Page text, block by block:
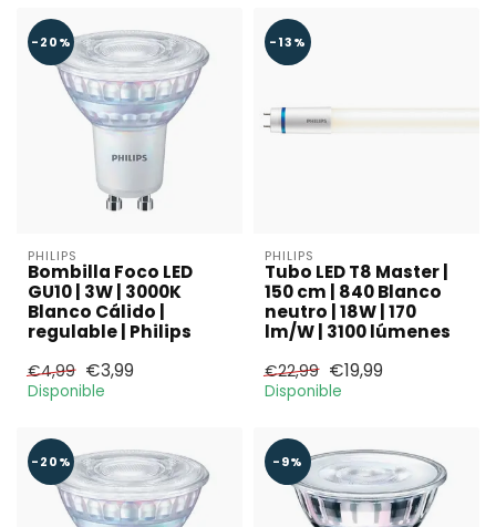
-20%
PHILIPS
Bombilla Foco LED
GU10 | 3W | 3000K
Blanco Cálido |
regulable | Philips
€4,99 €3,99
Disponible
-13%
PHILIPS
Tubo LED T8 Master |
150 cm | 840 Blanco
neutro | 18W | 170
lm/W | 3100 lúmenes
€22,99 €19,99
Disponible
-20% -9%